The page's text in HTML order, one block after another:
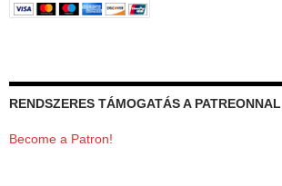
RENDSZERES TÁMOGATÁS A PATREONNAL
Become a Patron!